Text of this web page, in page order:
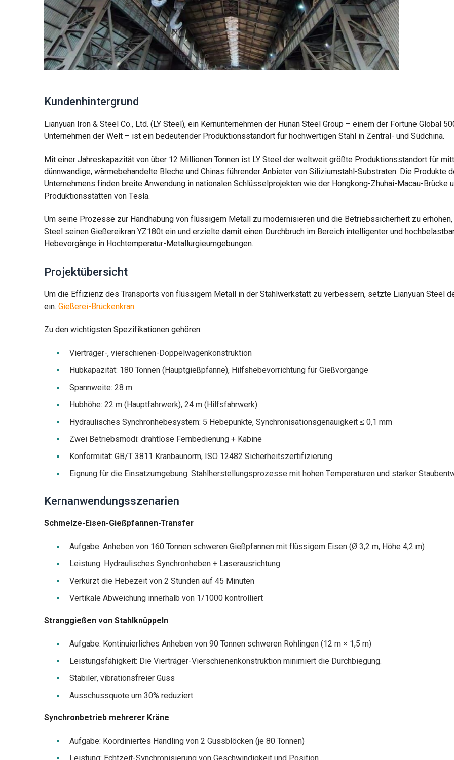
Kundenhintergrund
Lianyuan Iron & Steel Co., Ltd. (LY Steel), ein Kernunternehmen der Hunan Steel Group – einem der Fortune Global
Unternehmen der Welt – ist ein bedeutender Produktionsstandort für hochwertigen Stahl in Zentral- und Südchina.
Mit einer Jahreskapazität von über 12 Millionen Tonnen ist LY Steel der weltweit größte Produktionsstandort für
dünnwandige, wärmebehandelte Bleche und Chinas führender Anbieter von Siliziumstahl-Substraten. Die Produkte
Unternehmens finden breite Anwendung in nationalen Schlüsselprojekten wie der Hongkong-Zhuhai-Macau-Brücke
Produktionsstätten von Tesla.
Um seine Prozesse zur Handhabung von flüssigem Metall zu modernisieren und die Betriebssicherheit zu erhöhen,
Steel seinen Gießereikran YZ180t ein und erzielte damit einen Durchbruch im Bereich intelligenter und
Hebevorgänge in Hochtemperatur-Metallurgieumgebungen.
Projektübersicht
Um die Effizienz des Transports von flüssigem Metall in der Stahlwerkstatt zu verbessern, setzte Lianyuan Steel
ein. Gießerei-Brückenkran.
Zu den wichtigsten Spezifikationen gehören:
Vierträger-, vierschienen-Doppelwagenkonstruktion
Hubkapazität: 180 Tonnen (Hauptgießpfanne), Hilfshebevorrichtung für Gießvorgänge
Spannweite: 28 m
Hubhöhe: 22 m (Hauptfahrwerk), 24 m (Hilfsfahrwerk)
Hydraulisches Synchronhebesystem: 5 Hebepunkte, Synchronisationsgenauigkeit ≤ 0,1 mm
Zwei Betriebsmodi: drahtlose Fernbedienung + Kabine
Konformität: GB/T 3811 Kranbaunorm, ISO 12482 Sicherheitszertifizierung
Eignung für die Einsatzumgebung: Stahlherstellungsprozesse mit hohen Temperaturen und starker
Kernanwendungsszenarien
Schmelze-Eisen-Gießpfannen-Transfer
Aufgabe: Anheben von 160 Tonnen schweren Gießpfannen mit flüssigem Eisen (Ø 3,2 m, Höhe 4,2 m)
Leistung: Hydraulisches Synchronheben + Laserausrichtung
Verkürzt die Hebezeit von 2 Stunden auf 45 Minuten
Vertikale Abweichung innerhalb von 1/1000 kontrolliert
Stranggießen von Stahlknüppeln
Aufgabe: Kontinuierliches Anheben von 90 Tonnen schweren Rohlingen (12 m × 1,5 m)
Leistungsfähigkeit: Die Vierträger-Vierschienenkonstruktion minimiert die Durchbiegung.
Stabiler, vibrationsfreier Guss
Ausschussquote um 30% reduziert
Synchronbetrieb mehrerer Kräne
Aufgabe: Koordiniertes Handling von 2 Gussblöcken (je 80 Tonnen)